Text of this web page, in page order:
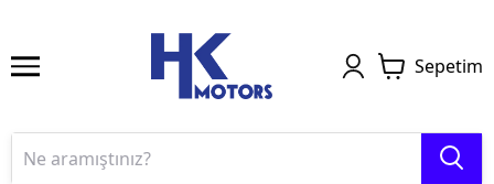
Sepetim